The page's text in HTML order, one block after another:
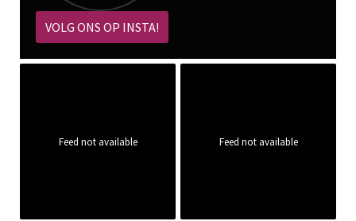
VOLG ONS OP INSTA!
Feed not available Feed not available